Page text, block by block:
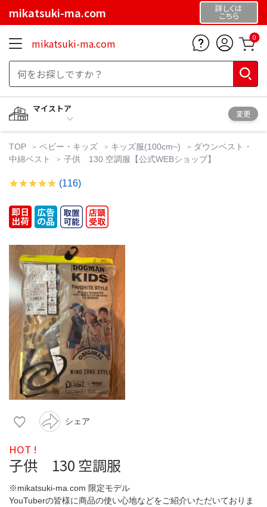
mikatsuki-ma.com 詳しくは
こちら
mikatsuki-ma.com 0
マイストア
変更
TOP ベビー・キッズ キッズ服(100cm~)
ダウンベスト・
中綿ベスト
子供 130 空調服【公式WEBショップ】
(116)
シェア
HOT !
子供 130 空調服
※mikatsuki-ma.com 限定モデル
YouTuberの皆様に商品の使い心地などをご紹介いただいておりま